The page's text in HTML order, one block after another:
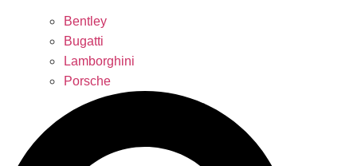
Bentley
Bugatti
Lamborghini
Porsche